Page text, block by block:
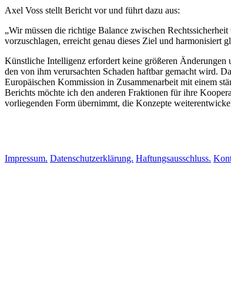
Axel Voss stellt Bericht vor und führt dazu aus:
„Wir müssen die richtige Balance zwischen
vorzuschlagen, erreicht genau dieses Ziel und harmonisiert
Künstliche Intelligenz erfordert keine größeren Änderungen
den von ihm verursachten Schaden haftbar gemacht wird.
Europäischen Kommission in Zusammenarbeit mit einem
Berichts möchte ich den anderen Fraktionen für ihre
vorliegenden Form übernimmt, die Konzepte
Impressum. Datenschutzerklärung. Haftungsausschluss.